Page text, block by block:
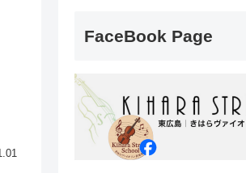
FaceBook Page